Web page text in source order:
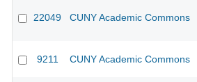
22049 CUNY Academic Commons
9211 CUNY Academic Commons